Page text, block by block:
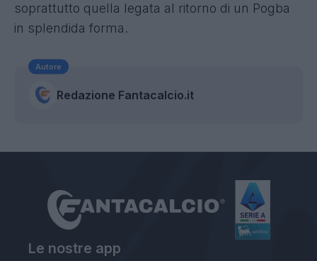
soprattutto quella legata al ritorno di un Pogba
in splendida forma.
Autore
Redazione Fantacalcio.it
Le nostre app